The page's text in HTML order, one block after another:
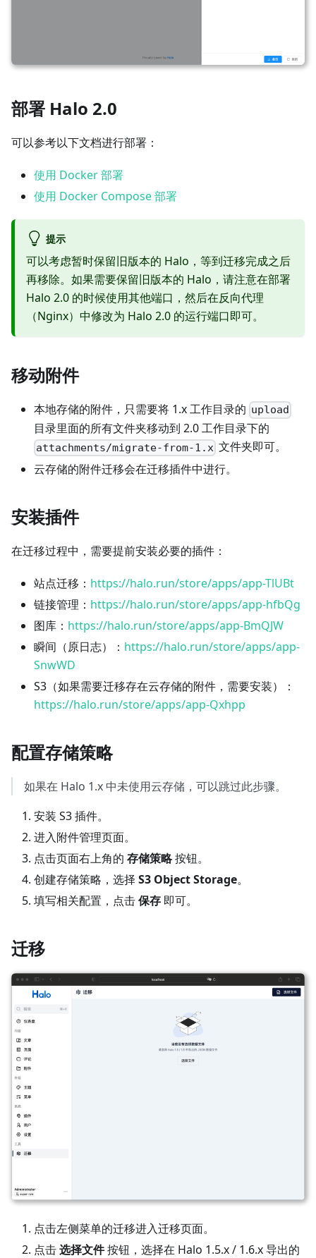
部署 Halo 2.0
可以参考以下文档进行部署：
使用 Docker 部署
使用 Docker Compose 部署
提示
可以考虑暂时保留旧版本的 Halo，等到迁移完成之后
再移除。如果需要保留旧版本的 Halo，请注意在部署
Halo 2.0 的时候使用其他端口，然后在反向代理
（Nginx）中修改为 Halo 2.0 的运行端口即可。
移动附件
本地存储的附件，只需要将 1.x 工作目录的 upload
目录里面的所有文件夹移动到 2.0 工作目录下的
attachments/migrate-from-1.x 文件夹即可。
云存储的附件迁移会在迁移插件中进行。
安装插件
在迁移过程中，需要提前安装必要的插件：
站点迁移： https://halo.run/store/apps/app-TlUBt
链接管理： https://halo.run/store/apps/app-hfbQg
图库： https://halo.run/store/apps/app-BmQJW
瞬间（原日志）： https://halo.run/store/apps/app-
SnwWD
S3（如果需要迁移存在云存储的附件，需要安装）：
https://halo.run/store/apps/app-Qxhpp
配置存储策略
如果在 Halo 1.x 中未使用云存储，可以跳过此步骤。
安装 S3 插件。
进入附件管理页面。
点击页面右上角的 存储策略按钮。
创建存储策略，选择 S3 Object Storage。
填写相关配置，点击保存 即可。
迁移
点击左侧菜单的迁移进入迁移页面。
点击选择文件按钮，选择在 Halo 1.5.x / 1.6.x 导出的